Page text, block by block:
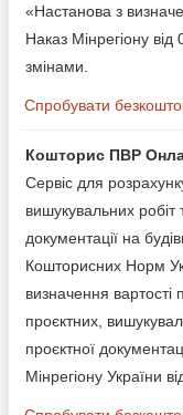
«Настанова з
Наказ Мінрегіону
змінами.
Спробувати
Кошторис ПВР
Сервіс для
вишукувальних робіт
документації на
Кошторисних Норм
визначення вартості
проєктних,
проєктної
Мінрегіону України